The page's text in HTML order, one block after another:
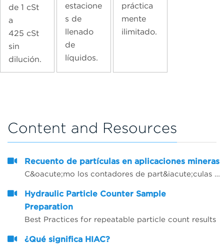
de 1 cSt
a
425 cSt
sin
dilución.
estacione
s de
llenado
de
líquidos.
práctica
mente
ilimitado.
Content and Resources
Recuento de partículas en aplicaciones mineras
C&oacute;mo los contadores de part&iacute;culas pueden prolongar el tiempo operativo de la m&aacute;quina y la vida &uacute;til de los aceites y ofrecer m&aacute;s fiabilidad
Hydraulic Particle Counter Sample
Preparation
Best Practices for repeatable particle count results
¿Qué significa HIAC?